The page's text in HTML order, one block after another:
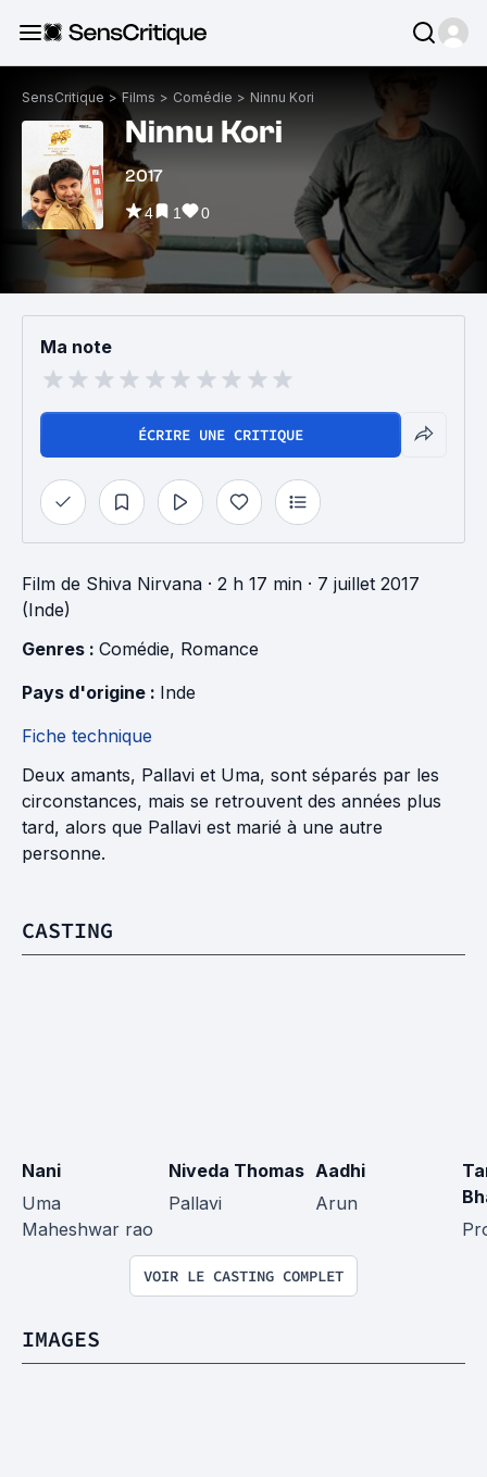
SensCritique > Films > Comédie > Ninnu Kori
Ninnu Kori
2017
4 1 0
Ma note
ÉCRIRE UNE CRITIQUE
Film de Shiva Nirvana · 2 h 17 min · 7 juillet 2017
(Inde)
Genres : Comédie, Romance
Pays d'origine : Inde
Fiche technique
Deux amants, Pallavi et Uma, sont séparés par les
circonstances, mais se retrouvent des années plus
tard, alors que Pallavi est marié à une autre
personne.
CASTING
Nani
Uma
Maheshwar rao
Niveda Thomas
Pallavi
Aadhi
Arun
VOIR LE CASTING COMPLET
IMAGES